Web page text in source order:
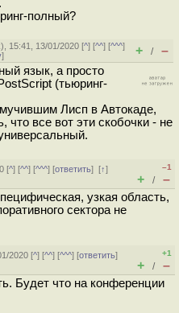
полный?
), 15:41, 13/01/2020 [^] [^^] [^^^]
] + / –
язык, а просто
(тьюринг-
Лисп в Автокаде,
что все вот эти скобочки - не
[^] [^^] [^^^] [ответить][↑]
–1
+ / –
узкая область,
сектора не
2020 [^] [^^] [^^^] [ответить]
+1
+ / –
Будет что на конференции